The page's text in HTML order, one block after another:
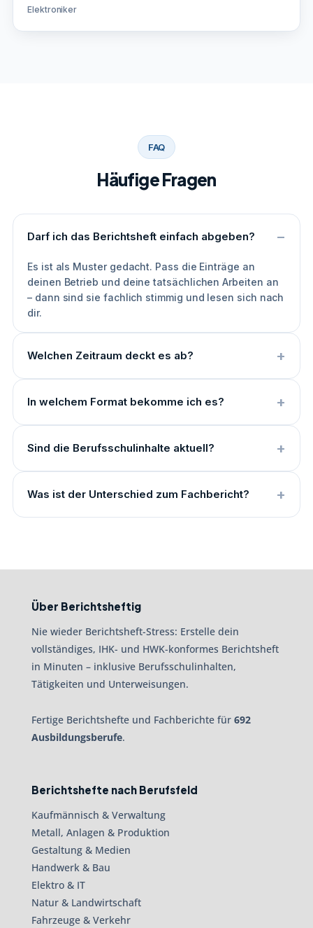
Elektroniker
FAQ
Häufige Fragen
Darf ich das Berichtsheft einfach abgeben?
Es ist als Muster gedacht. Pass die Einträge an
deinen Betrieb und deine tatsächlichen Arbeiten an
– dann sind sie fachlich stimmig und lesen sich nach
dir.
Welchen Zeitraum deckt es ab?
In welchem Format bekomme ich es?
Sind die Berufsschulinhalte aktuell?
Was ist der Unterschied zum Fachbericht?
Über Berichtsheftig
Nie wieder Berichtsheft-Stress: Erstelle dein
vollständiges, IHK- und HWK-konformes Berichtsheft
in Minuten – inklusive Berufsschulinhalten,
Tätigkeiten und Unterweisungen.
Fertige Berichtshefte und Fachberichte für 692
Ausbildungsberufe.
Berichtshefte nach Berufsfeld
Kaufmännisch & Verwaltung
Metall, Anlagen & Produktion
Gestaltung & Medien
Handwerk & Bau
Elektro & IT
Natur & Landwirtschaft
Fahrzeuge & Verkehr